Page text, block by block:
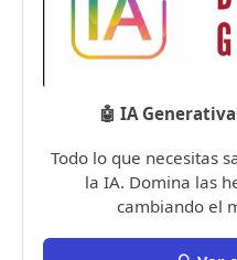
🤖 IA
Todo lo que necesitas
la IA. Domina las
cambiando el